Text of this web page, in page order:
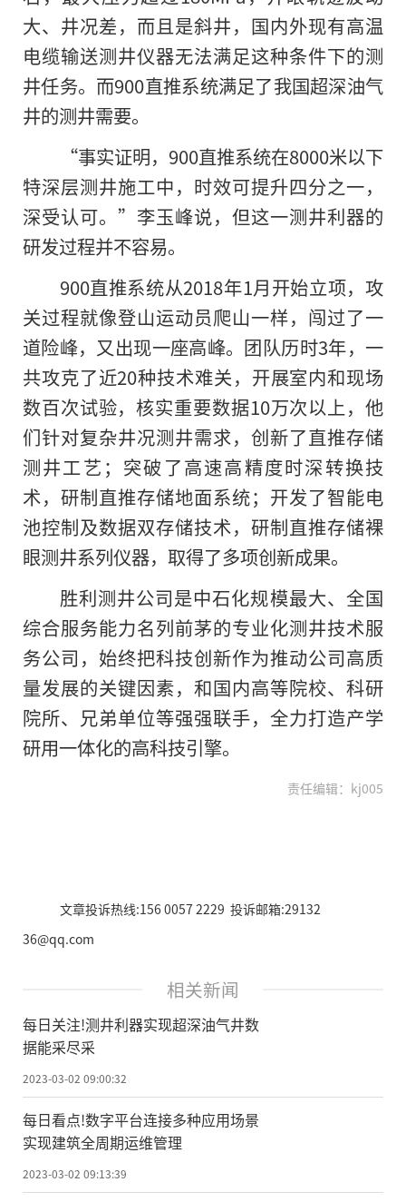
大、井况差，而且是斜井，国内外现有高温
电缆输送测井仪器无法满足这种条件下的测
井任务。而900直推系统满足了我国超深油气
井的测井需要。
“事实证明，900直推系统在8000米以下
特深层测井施工中，时效可提升四分之一，
深受认可。”李玉峰说，但这一测井利器的
研发过程并不容易。
900直推系统从2018年1月开始立项，攻
关过程就像登山运动员爬山一样，闯过了一
道险峰，又出现一座高峰。团队历时3年，一
共攻克了近20种技术难关，开展室内和现场
数百次试验，核实重要数据10万次以上，他
们针对复杂井况测井需求，创新了直推存储
测井工艺；突破了高速高精度时深转换技
术，研制直推存储地面系统；开发了智能电
池控制及数据双存储技术，研制直推存储裸
眼测井系列仪器，取得了多项创新成果。
胜利测井公司是中石化规模最大、全国
综合服务能力名列前茅的专业化测井技术服
务公司，始终把科技创新作为推动公司高质
量发展的关键因素，和国内高等院校、科研
院所、兄弟单位等强强联手，全力打造产学
研用一体化的高科技引擎。
责任编辑：kj005
文章投诉热线:156 0057 2229 投诉邮箱:29132
36@qq.com
相关新闻
每日关注!测井利器实现超深油气井数
据能采尽采
2023-03-02 09:00:32
每日看点!数字平台连接多种应用场景
实现建筑全周期运维管理
2023-03-02 09:13:39